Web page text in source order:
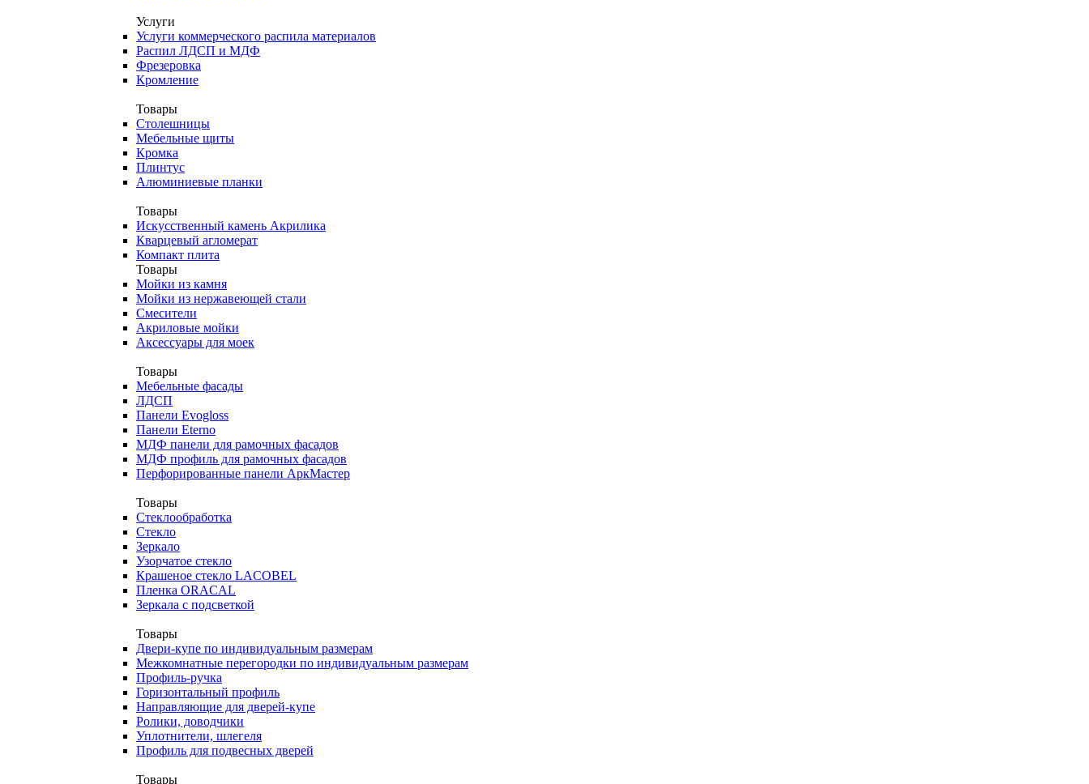
Услуги
Услуги коммерческого распила материалов
Распил ЛДСП и МДФ
Фрезеровка
Кромление
Товары
Столешницы
Мебельные щиты
Кромка
Плинтус
Алюминиевые планки
Товары
Искусственный камень Акрилика
Кварцевый агломерат
Компакт плита
Товары
Мойки из камня
Мойки из нержавеющей стали
Смесители
Акриловые мойки
Аксессуары для моек
Товары
Мебельные фасады
ЛДСП
Панели Evogloss
Панели Eterno
МДФ панели для рамочных фасадов
МДФ профиль для рамочных фасадов
Перфорированные панели АркМастер
Товары
Стеклообработка
Стекло
Зеркало
Узорчатое стекло
Крашеное стекло LACOBEL
Пленка ORACAL
Зеркала с подсветкой
Товары
Двери-купе по индивидуальным размерам
Межкомнатные перегородки по индивидуальным размерам
Профиль-ручка
Горизонтальный профиль
Направляющие для дверей-купе
Ролики, доводчики
Уплотнители, шлегеля
Профиль для подвесных дверей
Товары